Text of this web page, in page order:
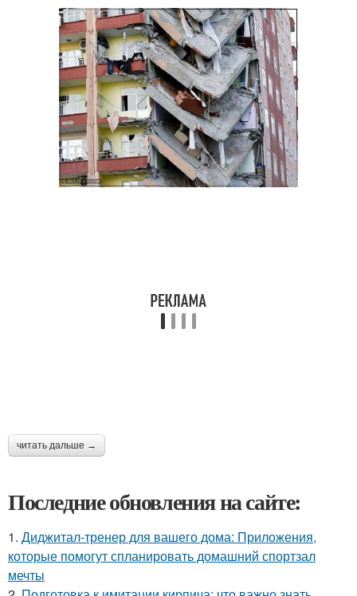
читать дальше →
Последние обновления на сайте:
1. Диджитал-тренер для вашего дома: Приложения,
которые помогут спланировать домашний спортзал
мечты